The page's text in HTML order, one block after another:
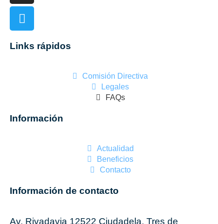
Links rápidos
Comisión Directiva
Legales
FAQs
Información
Actualidad
Beneficios
Contacto
Información de contacto
Av. Rivadavia 12522 Ciudadela, Tres de